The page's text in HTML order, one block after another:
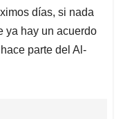
días, si nada
ya hay un acuerdo
parte del Al-